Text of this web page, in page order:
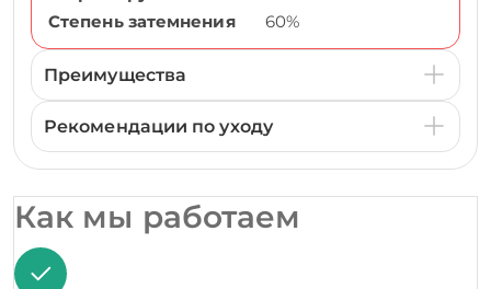
Степень затемнения
60%
Преимущества
Рекомендации по уходу
Как мы работаем